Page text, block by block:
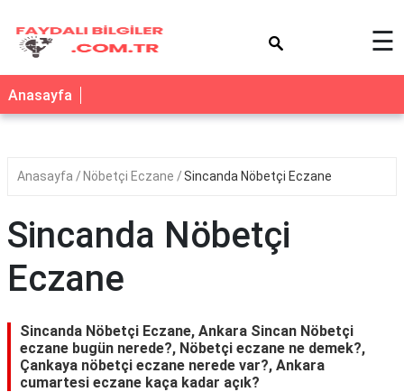
☰
Anasayfa
Anasayfa Nöbetçi Eczane Sincanda Nöbetçi Eczane
Sincanda Nöbetçi
Eczane
Sincanda Nöbetçi Eczane, Ankara Sincan Nöbetçi
eczane bugün nerede?, Nöbetçi eczane ne demek?,
Çankaya nöbetçi eczane nerede var?, Ankara
cumartesi eczane kaça kadar açık?